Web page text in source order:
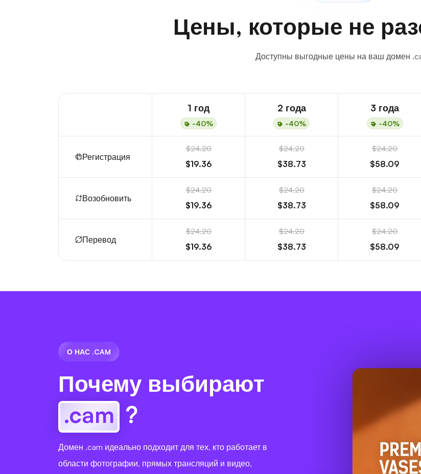
Цены, которые не
Доступны выгодные цены на ваш домен
1 год
-40%
2 года
-40%
3 года
-40%
Регистрация
$24.20
$19.36
$24.20
$38.73
$24.20
$58.09
Возобновить
$24.20
$19.36
$24.20
$38.73
$24.20
$58.09
Перевод
$24.20
$19.36
$24.20
$38.73
$24.20
$58.09
О НАС .CAM
Почему выбирают
.cam ?
Домен .cam идеально подходит для тех, кто работает в
области фотографии, прямых трансляций и видео,